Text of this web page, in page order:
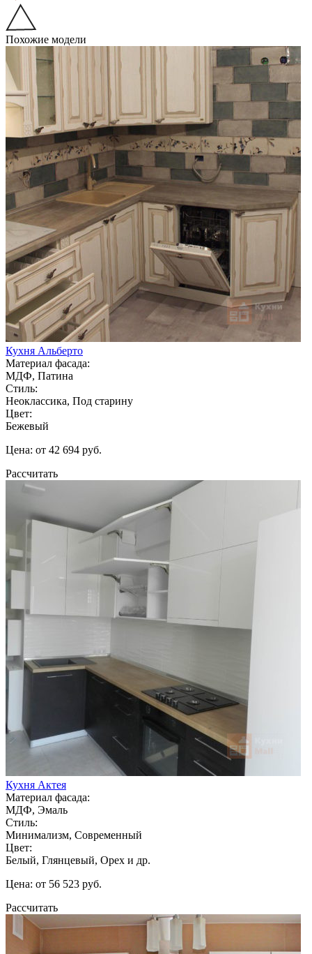
Похожие модели
Кухня Альберто
Материал фасада:
МДФ, Патина
Стиль:
Неоклассика, Под старину
Цвет:
Бежевый
Цена: от 42 694 руб.
Рассчитать
Кухня Актея
Материал фасада:
МДФ, Эмаль
Стиль:
Минимализм, Современный
Цвет:
Белый, Глянцевый, Орех и др.
Цена: от 56 523 руб.
Рассчитать